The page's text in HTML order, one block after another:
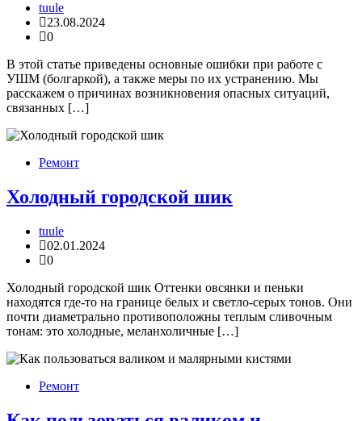
tuule
23.08.2024
0
В этой статье приведены основные ошибки при работе с
УШМ (болгаркой), а также меры по их устранению. Мы
расскажем о причинах возникновения опасных ситуаций,
связанных […]
Ремонт
Холодный городской шик
tuule
02.01.2024
0
Холодный городской шик Оттенки овсянки и пеньки
находятся где-то на границе белых и светло-серых тонов. Они
почти диаметрально противоположны теплым сливочным
тонам: это холодные, меланхоличные […]
Ремонт